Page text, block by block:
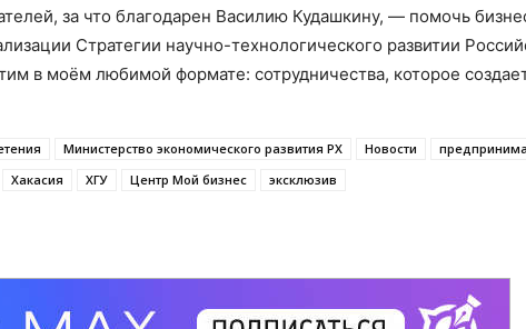
за что благодарен Василию Кудашкину, — помочь
Стратегии научно-технологического развитии
в моём любимой формате: сотрудничества, которое
Министерство экономического развития РХ Новости
Хакасия ХГУ Центр Мой бизнес эксклюзив